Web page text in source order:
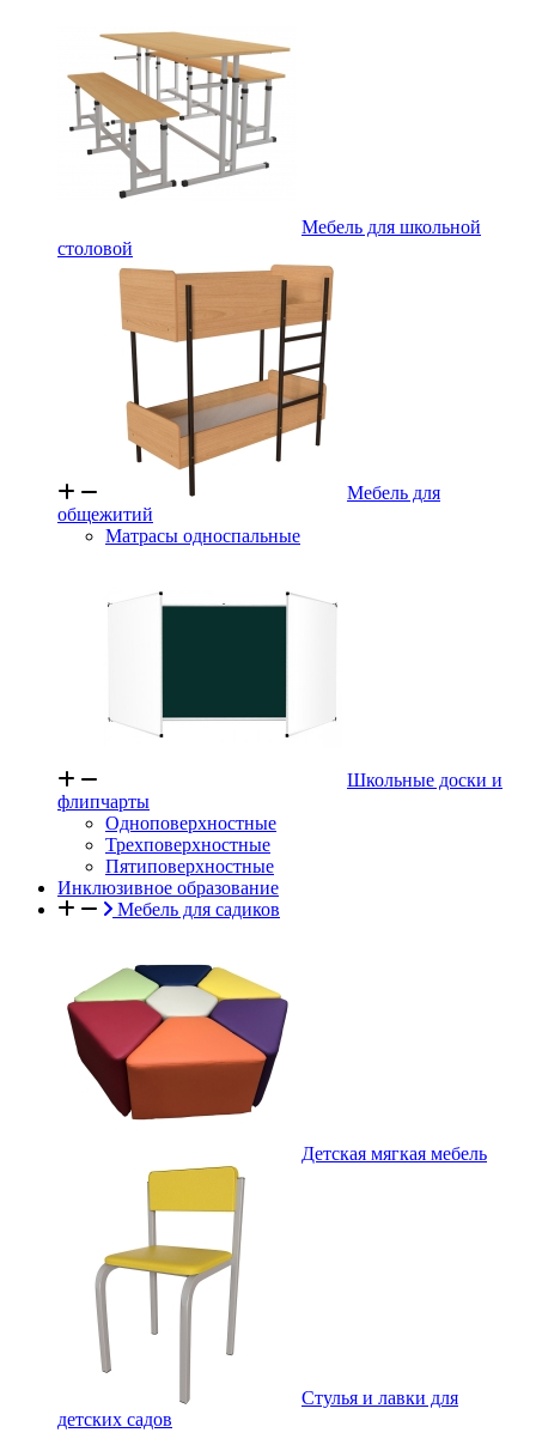
Мебель для школьной
столовой
Мебель для
общежитий
Матрасы односпальные
Школьные доски и
флипчарты
Одноповерхностные
Трехповерхностные
Пятиповерхностные
Инклюзивное образование
Мебель для садиков
Детская мягкая мебель
Стулья и лавки для
детских садов